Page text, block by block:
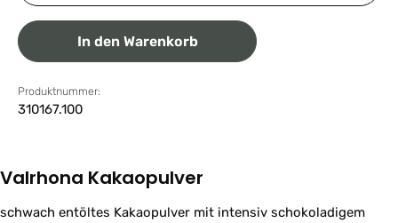
In den Warenkorb
Produktnummer:
310167.100
Valrhona Kakaopulver
schwach entöltes Kakaopulver mit intensiv schokoladigem